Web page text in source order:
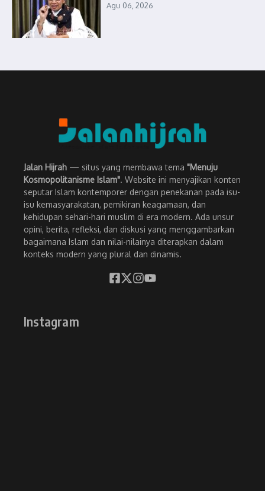
Agu 06, 2026
Jalan Hijrah — situs yang membawa tema "Menuju
Kosmopolitanisme Islam". Website ini menyajikan konten
seputar Islam kontemporer dengan penekanan pada isu-
isu kemasyarakatan, pemikiran keagamaan, dan
kehidupan sehari-hari muslim di era modern. Ada unsur
opini, berita, refleksi, dan diskusi yang menggambarkan
bagaimana Islam dan nilai-nilainya diterapkan dalam
konteks modern yang plural dan dinamis.
Instagram